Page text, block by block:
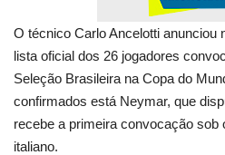
O técnico Carlo Ancelotti anunciou
lista oficial dos 26 jogadores
Seleção Brasileira na Copa do
confirmados está Neymar, que
recebe a primeira convocação sob
italiano.